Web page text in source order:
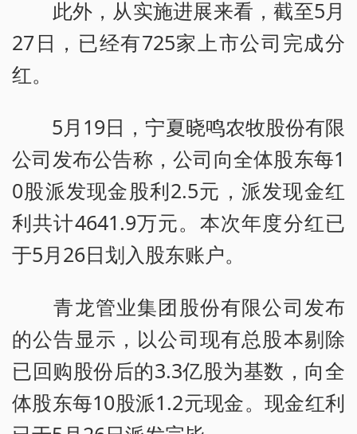
此外，从实施进展来看，截至5月
27日，已经有725家上市公司完成分
红。
5月19日，宁夏晓鸣农牧股份有限
公司发布公告称，公司向全体股东每1
0股派发现金股利2.5元，派发现金红
利共计4641.9万元。本次年度分红已
于5月26日划入股东账户。
青龙管业集团股份有限公司发布
的公告显示，以公司现有总股本剔除
已回购股份后的3.3亿股为基数，向全
体股东每10股派1.2元现金。现金红利